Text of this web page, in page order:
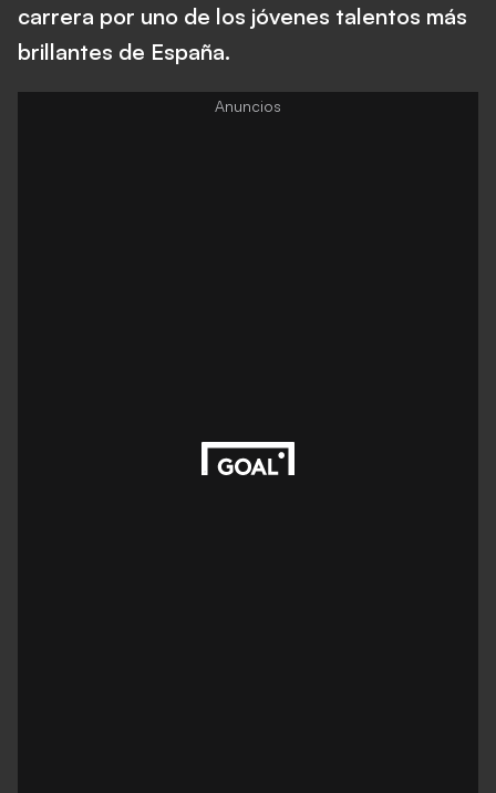
carrera por uno de los jóvenes talentos más
brillantes de España.